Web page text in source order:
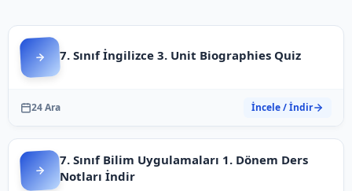
7. Sınıf İngilizce 3. Unit Biographies Quiz
24 Ara İncele / İndir
7. Sınıf Bilim Uygulamaları 1. Dönem Ders
Notları İndir